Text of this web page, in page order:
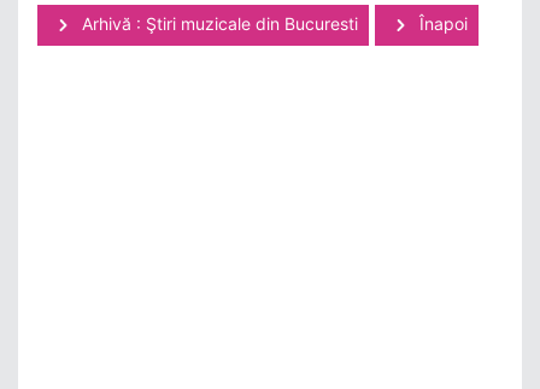
Arhivă : Ştiri muzicale din Bucuresti Înapoi